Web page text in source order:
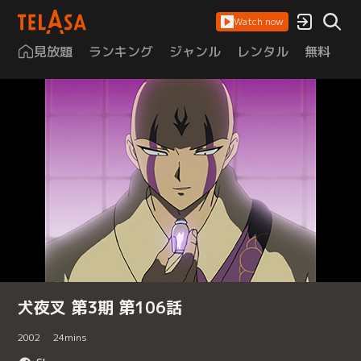
Watch now
見放題 ランキング ジャンル レンタル 無料
犬夜叉 第3期 第106話
2002 24mins